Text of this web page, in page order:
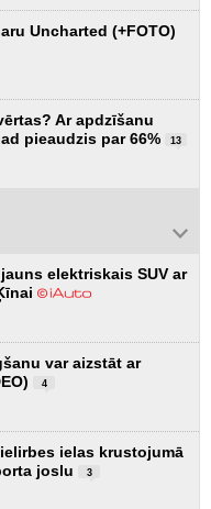
Uncharted (+FOTO)
Ar apdzīšanu
pieaudzis par 66%
13
elektriskais SUV ar
var aizstāt ar
4
ielas krustojumā
joslu
3